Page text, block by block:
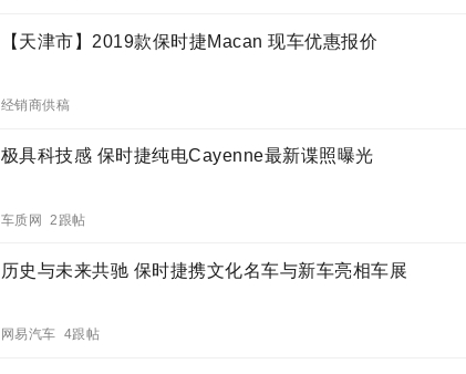
【天津市】2019款保时捷Macan 现车优惠报价
经销商供稿
极具科技感 保时捷纯电Cayenne最新谍照曝光
车质网 2跟帖
历史与未来共驰 保时捷携文化名车与新车亮相车展
网易汽车 4跟帖